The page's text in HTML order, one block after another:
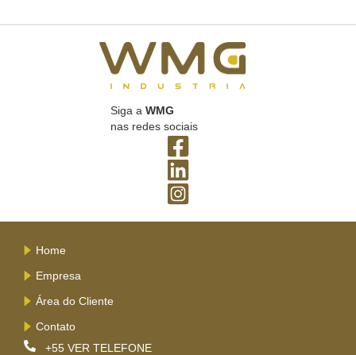
Siga a WMG
nas redes sociais
Home
Empresa
Área do Cliente
Contato
+55 VER TELEFONE